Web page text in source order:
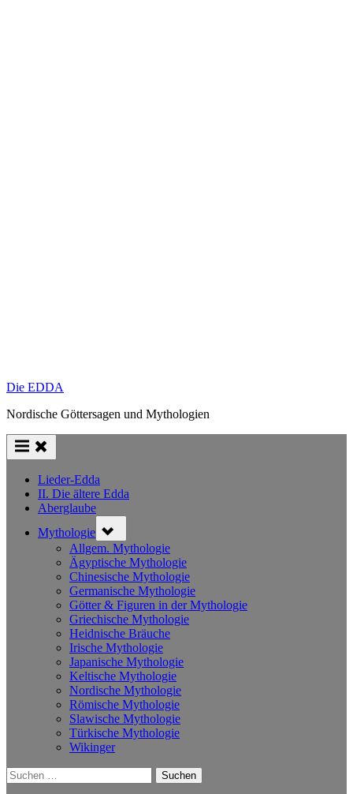
Die EDDA
Nordische Göttersagen und Mythologien
Lieder-Edda
II. Die ältere Edda
Aberglaube
Mythologie sub-
menu
Allgem. Mythologie
Ägyptische Mythologie
Chinesische Mythologie
Germanische Mythologie
Götter & Figuren in der Mythologie
Griechische Mythologie
Heidnische Bräuche
Irische Mythologie
Japanische Mythologie
Keltische Mythologie
Nordische Mythologie
Römische Mythologie
Slawische Mythologie
Türkische Mythologie
Wikinger
Suchen
nach: